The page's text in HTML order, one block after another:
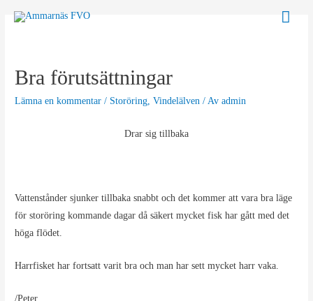
Bra förutsättningar
Lämna en kommentar / Storöring,Vindelälven / Av admin
Drar sig tillbaka
Vattenstånder sjunker tillbaka snabbt och det kommer att vara bra läge
för storöring kommande dagar då säkert mycket fisk har gått med det
höga flödet.
Harrfisket har fortsatt varit bra och man har sett mycket harr vaka.
/Peter